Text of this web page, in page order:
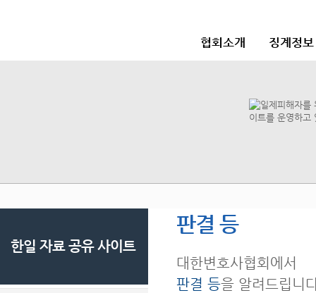
협회소개 징계정
한일 자료 공유 사이트
판결 등
대한변호사협회에서
판결 등을 알려드립니